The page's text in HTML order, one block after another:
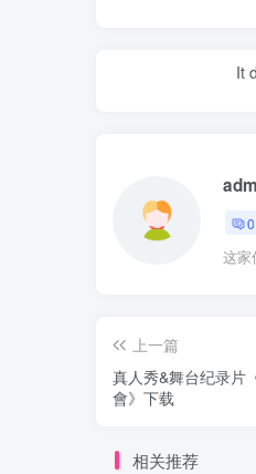
It
0
这家
上一篇
真人秀&舞台纪录片
會》下载
相关推荐